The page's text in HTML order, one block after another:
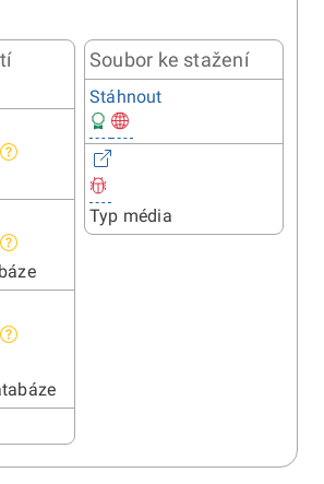
Soubor ke stažení
Stáhnout
Typ média